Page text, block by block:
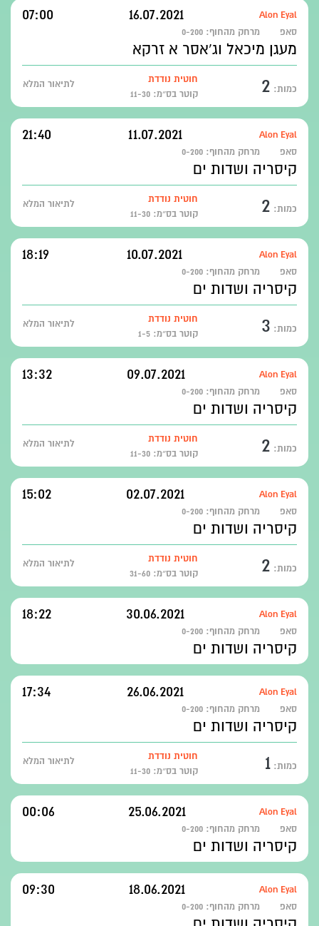
Alon Eyal
16.07.2021
07:00
סאפ מרחק מהחוף: 0-200
מעגן מיכאל וג'אסר א זרקא
כמות: 2
חוטית נודדת
קוטר בס״מ: 11-30
לתיאור המלא
Alon Eyal
11.07.2021
21:40
סאפ מרחק מהחוף: 0-200
קיסריה ושדות ים
כמות: 2
חוטית נודדת
קוטר בס״מ: 11-30
לתיאור המלא
Alon Eyal
10.07.2021
18:19
סאפ מרחק מהחוף: 0-200
קיסריה ושדות ים
כמות: 3
חוטית נודדת
קוטר בס״מ: 1-5
לתיאור המלא
Alon Eyal
09.07.2021
13:32
סאפ מרחק מהחוף: 0-200
קיסריה ושדות ים
כמות: 2
חוטית נודדת
קוטר בס״מ: 11-30
לתיאור המלא
Alon Eyal
02.07.2021
15:02
סאפ מרחק מהחוף: 0-200
קיסריה ושדות ים
כמות: 2
חוטית נודדת
קוטר בס״מ: 31-60
לתיאור המלא
Alon Eyal
30.06.2021
18:22
סאפ מרחק מהחוף: 0-200
קיסריה ושדות ים
Alon Eyal
26.06.2021
17:34
סאפ מרחק מהחוף: 0-200
קיסריה ושדות ים
כמות: 1
חוטית נודדת
קוטר בס״מ: 11-30
לתיאור המלא
Alon Eyal
25.06.2021
00:06
סאפ מרחק מהחוף: 0-200
קיסריה ושדות ים
Alon Eyal
18.06.2021
09:30
סאפ מרחק מהחוף: 0-200